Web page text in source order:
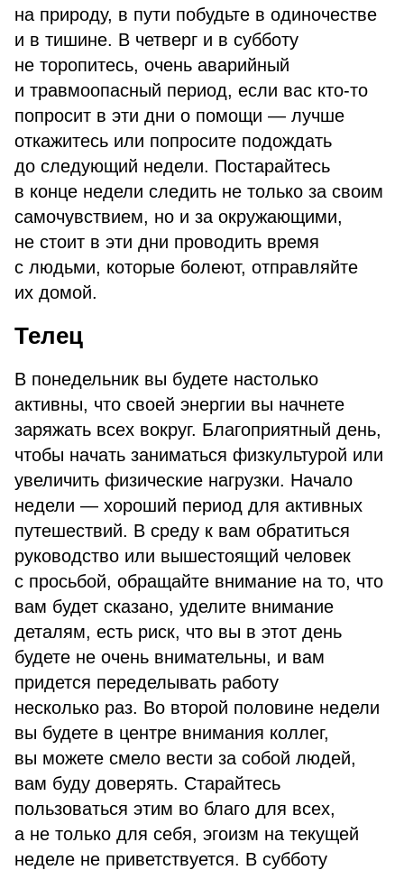
на природу, в пути побудьте в одиночестве
и в тишине. В четверг и в субботу
не торопитесь, очень аварийный
и травмоопасный период, если вас кто-то
попросит в эти дни о помощи — лучше
откажитесь или попросите подождать
до следующий недели. Постарайтесь
в конце недели следить не только за своим
самочувствием, но и за окружающими,
не стоит в эти дни проводить время
с людьми, которые болеют, отправляйте
их домой.
Телец
В понедельник вы будете настолько
активны, что своей энергии вы начнете
заряжать всех вокруг. Благоприятный день,
чтобы начать заниматься физкультурой или
увеличить физические нагрузки. Начало
недели — хороший период для активных
путешествий. В среду к вам обратиться
руководство или вышестоящий человек
с просьбой, обращайте внимание на то, что
вам будет сказано, уделите внимание
деталям, есть риск, что вы в этот день
будете не очень внимательны, и вам
придется переделывать работу
несколько раз. Во второй половине недели
вы будете в центре внимания коллег,
вы можете смело вести за собой людей,
вам буду доверять. Старайтесь
пользоваться этим во благо для всех,
а не только для себя, эгоизм на текущей
неделе не приветствуется. В субботу